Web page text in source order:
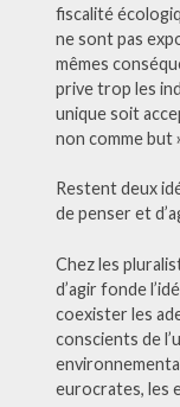
fiscalité
ne sont pas
mêmes
prive trop les
unique soit
non comme but
Restent deux
de penser et
Chez les
d’agir fonde
coexister les
conscients de
eurocrates, les